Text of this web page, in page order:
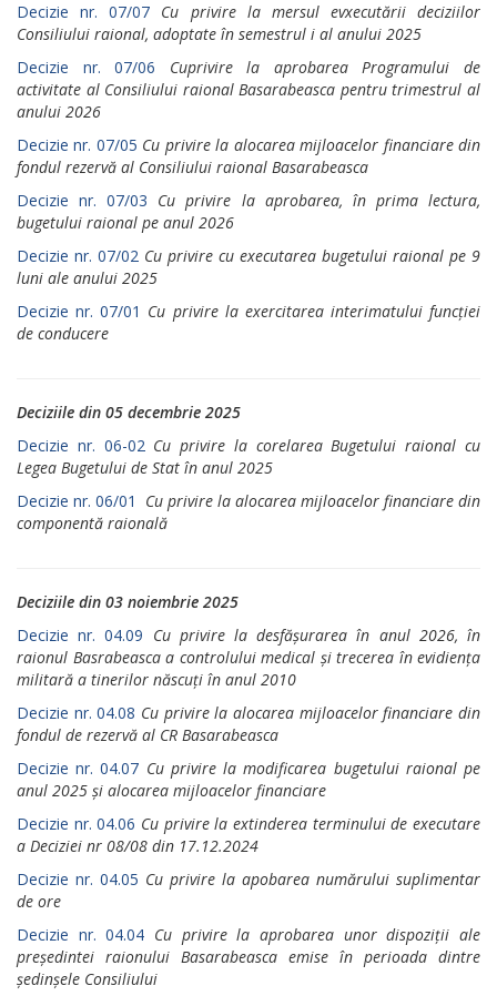
Decizie nr. 07/07 Cu privire la mersul evxecutării deciziilor
Consiliului raional, adoptate în semestrul i al anului 2025
Decizie nr. 07/06 Cuprivire la aprobarea Programului de
activitate al Consiliului raional Basarabeasca pentru trimestrul al
anului 2026
Decizie nr. 07/05 Cu privire la alocarea mijloacelor financiare din
fondul rezervă al Consiliului raional Basarabeasca
Decizie nr. 07/03 Cu privire la aprobarea, în prima lectura,
bugetului raional pe anul 2026
Decizie nr. 07/02 Cu privire cu executarea bugetului raional pe 9
luni ale anului 2025
Decizie nr. 07/01 Cu privire la exercitarea interimatului funcției
de conducere
Deciziile din 05 decembrie 2025
Decizie nr. 06-02 Cu privire la corelarea Bugetului raional cu
Legea Bugetului de Stat în anul 2025
Decizie nr. 06/01 Cu privire la alocarea mijloacelor financiare din
componentă raională
Deciziile din 03 noiembrie 2025
Decizie nr. 04.09 Cu privire la desfășurarea în anul 2026, în
raionul Basrabeasca a controlului medical și trecerea în evidiența
militară a tinerilor născuți în anul 2010
Decizie nr. 04.08 Cu privire la alocarea mijloacelor financiare din
fondul de rezervă al CR Basarabeasca
Decizie nr. 04.07 Cu privire la modificarea bugetului raional pe
anul 2025 și alocarea mijloacelor financiare
Decizie nr. 04.06 Cu privire la extinderea terminului de executare
a Deciziei nr 08/08 din 17.12.2024
Decizie nr. 04.05 Cu privire la apobarea numărului suplimentar
de ore
Decizie nr. 04.04 Cu privire la aprobarea unor dispoziții ale
președintei raionului Basarabeasca emise în perioada dintre
ședinșele Consiliului